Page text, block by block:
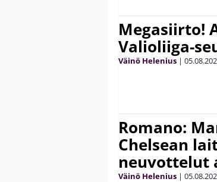
Megasiirto!
Valioliiga-
Väinö Helenius |
Romano:
Chelsean
neuvottelut
Väinö Helenius |